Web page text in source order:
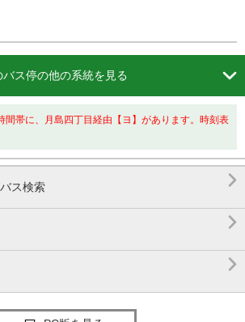
バス停の他の系統を見る 
帯に、月島四丁目経由【ヨ】があります。時刻表
ス検索 

